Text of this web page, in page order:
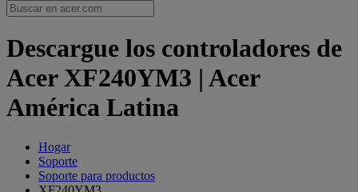
Descargue los controladores de
Acer XF240YM3 | Acer
América Latina
Hogar
Soporte
Soporte para productos